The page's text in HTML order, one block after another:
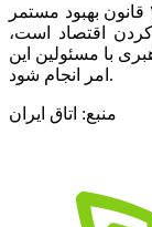
با توجه به عدم تصویب آیین‌نامه اجرای ماده ۲۴ قانون بهبود مستمر
اقتصاد است،
با مسئولین این
امر انجام شود.
منبع: اتاق ایران